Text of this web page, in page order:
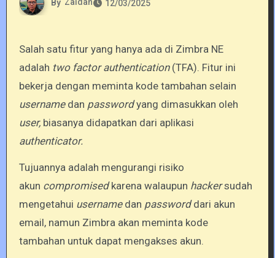
By Zaidan 12/03/2025
Salah satu fitur yang hanya ada di Zimbra NE
adalah two factor authentication (TFA). Fitur ini
bekerja dengan meminta kode tambahan selain
username dan passwordyang dimasukkan oleh
user, biasanya didapatkan dari aplikasi
authenticator.
Tujuannya adalah mengurangi risiko
akun compromisedkarena walaupun hackersudah
mengetahui username dan passworddari akun
email, namun Zimbra akan meminta kode
tambahan untuk dapat mengakses akun.